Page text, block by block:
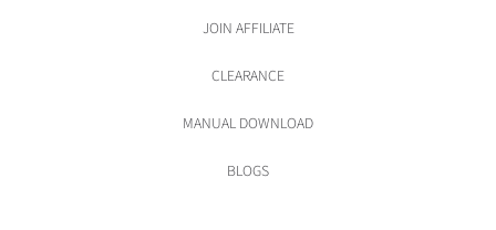
JOIN AFFILIATE
CLEARANCE
MANUAL DOWNLOAD
BLOGS